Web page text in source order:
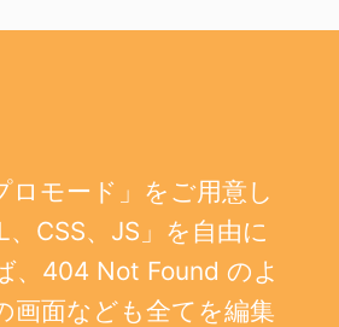
モード」をご用意し
CSS、JS」を自由に
、404 Not Found のよ
画面なども全てを編集